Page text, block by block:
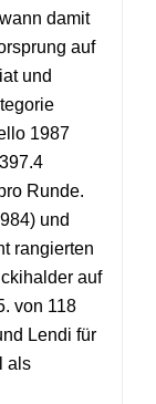
damit
auf
und
1987
Runde.
und
rangierten
auf
von 118
Lendi für
als